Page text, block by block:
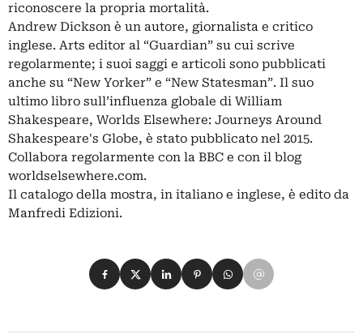
riconoscere la propria mortalità.
Andrew Dickson è un autore, giornalista e critico
inglese. Arts editor al “Guardian” su cui scrive
regolarmente; i suoi saggi e articoli sono pubblicati
anche su “New Yorker” e “New Statesman”. Il suo
ultimo libro sull’influenza globale di William
Shakespeare, Worlds Elsewhere: Journeys Around
Shakespeare's Globe, è stato pubblicato nel 2015.
Collabora regolarmente con la BBC e con il blog
worldselsewhere.com.
Il catalogo della mostra, in italiano e inglese, è edito da
Manfredi Edizioni.
Condividi su Facebook
Condividi su X
Condividi su LinkedIn
Condividi su Pinterest
Condividi su WhatsApp
Condividi su Email